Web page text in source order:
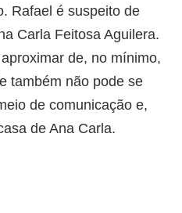
Rafael é suspeito de
Carla Feitosa Aguilera.
de, no mínimo,
também não pode se
de comunicação e,
de Ana Carla.